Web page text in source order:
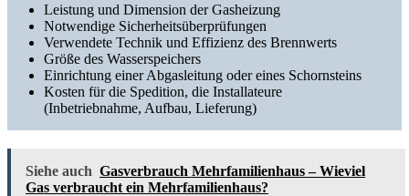
Leistung und Dimension der Gasheizung
Notwendige Sicherheitsüberprüfungen
Verwendete Technik und Effizienz des Brennwerts
Größe des Wasserspeichers
Einrichtung einer Abgasleitung oder eines Schornsteins
Kosten für die Spedition, die Installateure
(Inbetriebnahme, Aufbau, Lieferung)
Siehe auch Gasverbrauch Mehrfamilienhaus – Wieviel
Gas verbraucht ein Mehrfamilienhaus?